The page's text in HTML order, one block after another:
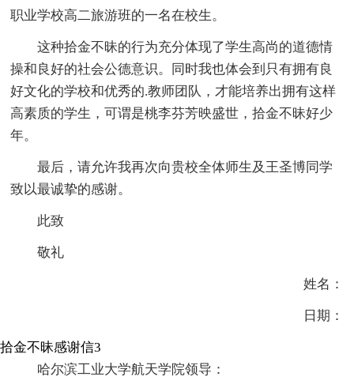
职业学校高二旅游班的一名在校生。
这种拾金不昧的行为充分体现了学生高尚的道德情
操和良好的社会公德意识。同时我也体会到只有拥有良
好文化的学校和优秀的.教师团队，才能培养出拥有这样
高素质的学生，可谓是桃李芬芳映盛世，拾金不昧好少
年。
最后，请允许我再次向贵校全体师生及王圣博同学
致以最诚挚的感谢。
此致
敬礼
姓名：
日期：
拾金不昧感谢信3
哈尔滨工业大学航天学院领导：